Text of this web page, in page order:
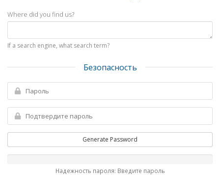
Where did you find us?
If a search engine, what search term?
Безопасность
Generate Password
Надежность пароля: Введите пароль